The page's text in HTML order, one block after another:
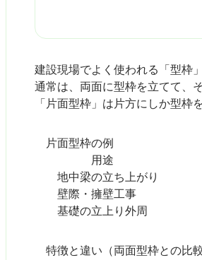
建設現場でよく使われる「型枠
通常は、両面に型枠を立てて、
「片面型枠」は片方にしか型枠
片面型枠の例
用途
地中梁の立ち上がり 片側
壁際・擁壁工事 隣地ギ
基礎の立上り外周 外部
特徴と違い（両面型枠との比較